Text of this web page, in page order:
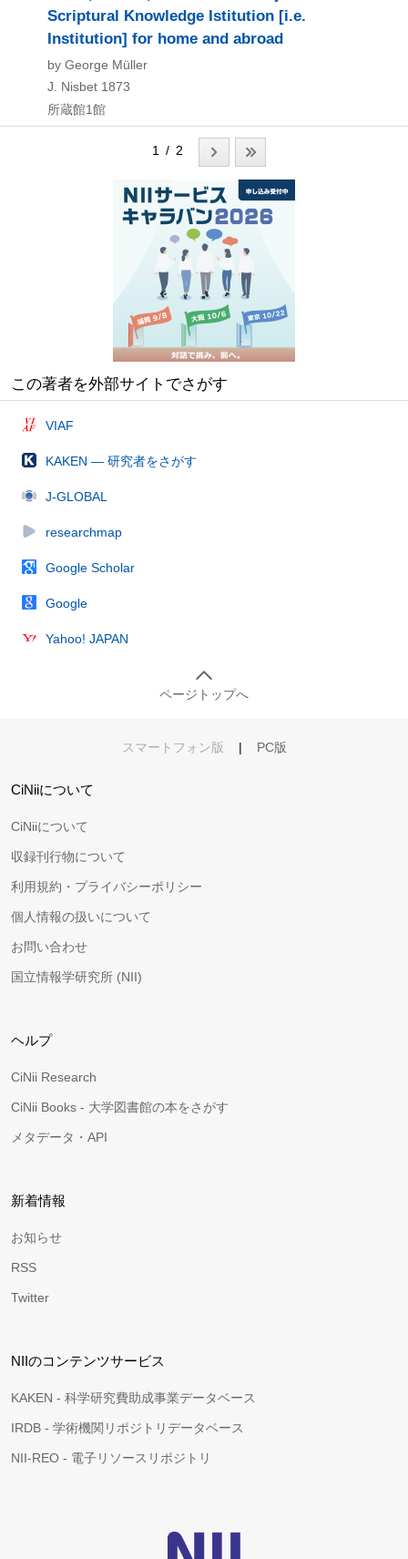
Scriptural Knowledge Istitution [i.e.
Institution] for home and abroad
by George Müller
J. Nisbet 1873
所蔵館1館
1 / 2
この著者を外部サイトでさがす
VIAF
KAKEN — 研究者をさがす
J-GLOBAL
researchmap
Google Scholar
Google
Yahoo! JAPAN
ページトップへ
スマートフォン版 | PC版
CiNiiについて
CiNiiについて
収録刊行物について
利用規約・プライバシーポリシー
個人情報の扱いについて
お問い合わせ
国立情報学研究所 (NII)
ヘルプ
CiNii Research
CiNii Books - 大学図書館の本をさがす
メタデータ・API
新着情報
お知らせ
RSS
Twitter
NIIのコンテンツサービス
KAKEN - 科学研究費助成事業データベース
IRDB - 学術機関リポジトリデータベース
NII-REO - 電子リソースリポジトリ